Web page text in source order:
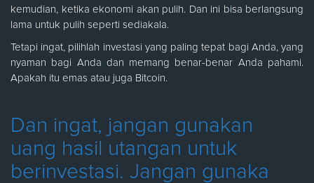
kemudian, ketika ekonomi akan pulih. Dan ini bisa berlangsung
lama untuk pulih seperti sediakala.
Tetapi ingat, pilihlah investasi yang paling tepat bagi Anda, yang
nyaman bagi Anda dan memang benar-benar Anda pahami.
Apakah itu emas atau juga Bitcoin.
Dan ingat, jangan gunakan
uang hasil utangan untuk
berinvestasi. Jangan gunaka